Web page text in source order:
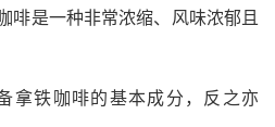
啡是一种非常浓缩、风味浓郁且
拿铁咖啡的基本成分，反之亦